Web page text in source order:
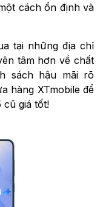
cách ổn định và
tại những địa chỉ
tâm hơn về chất
sách hậu mãi rõ
hàng XTmobile để
cũ giá tốt!